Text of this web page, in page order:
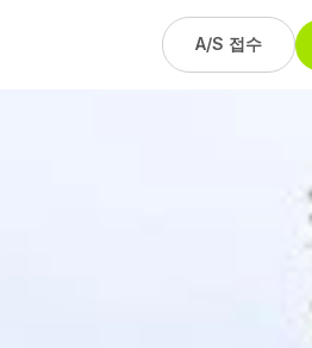
A/S 접수